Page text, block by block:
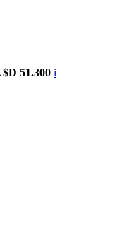
51.300 i